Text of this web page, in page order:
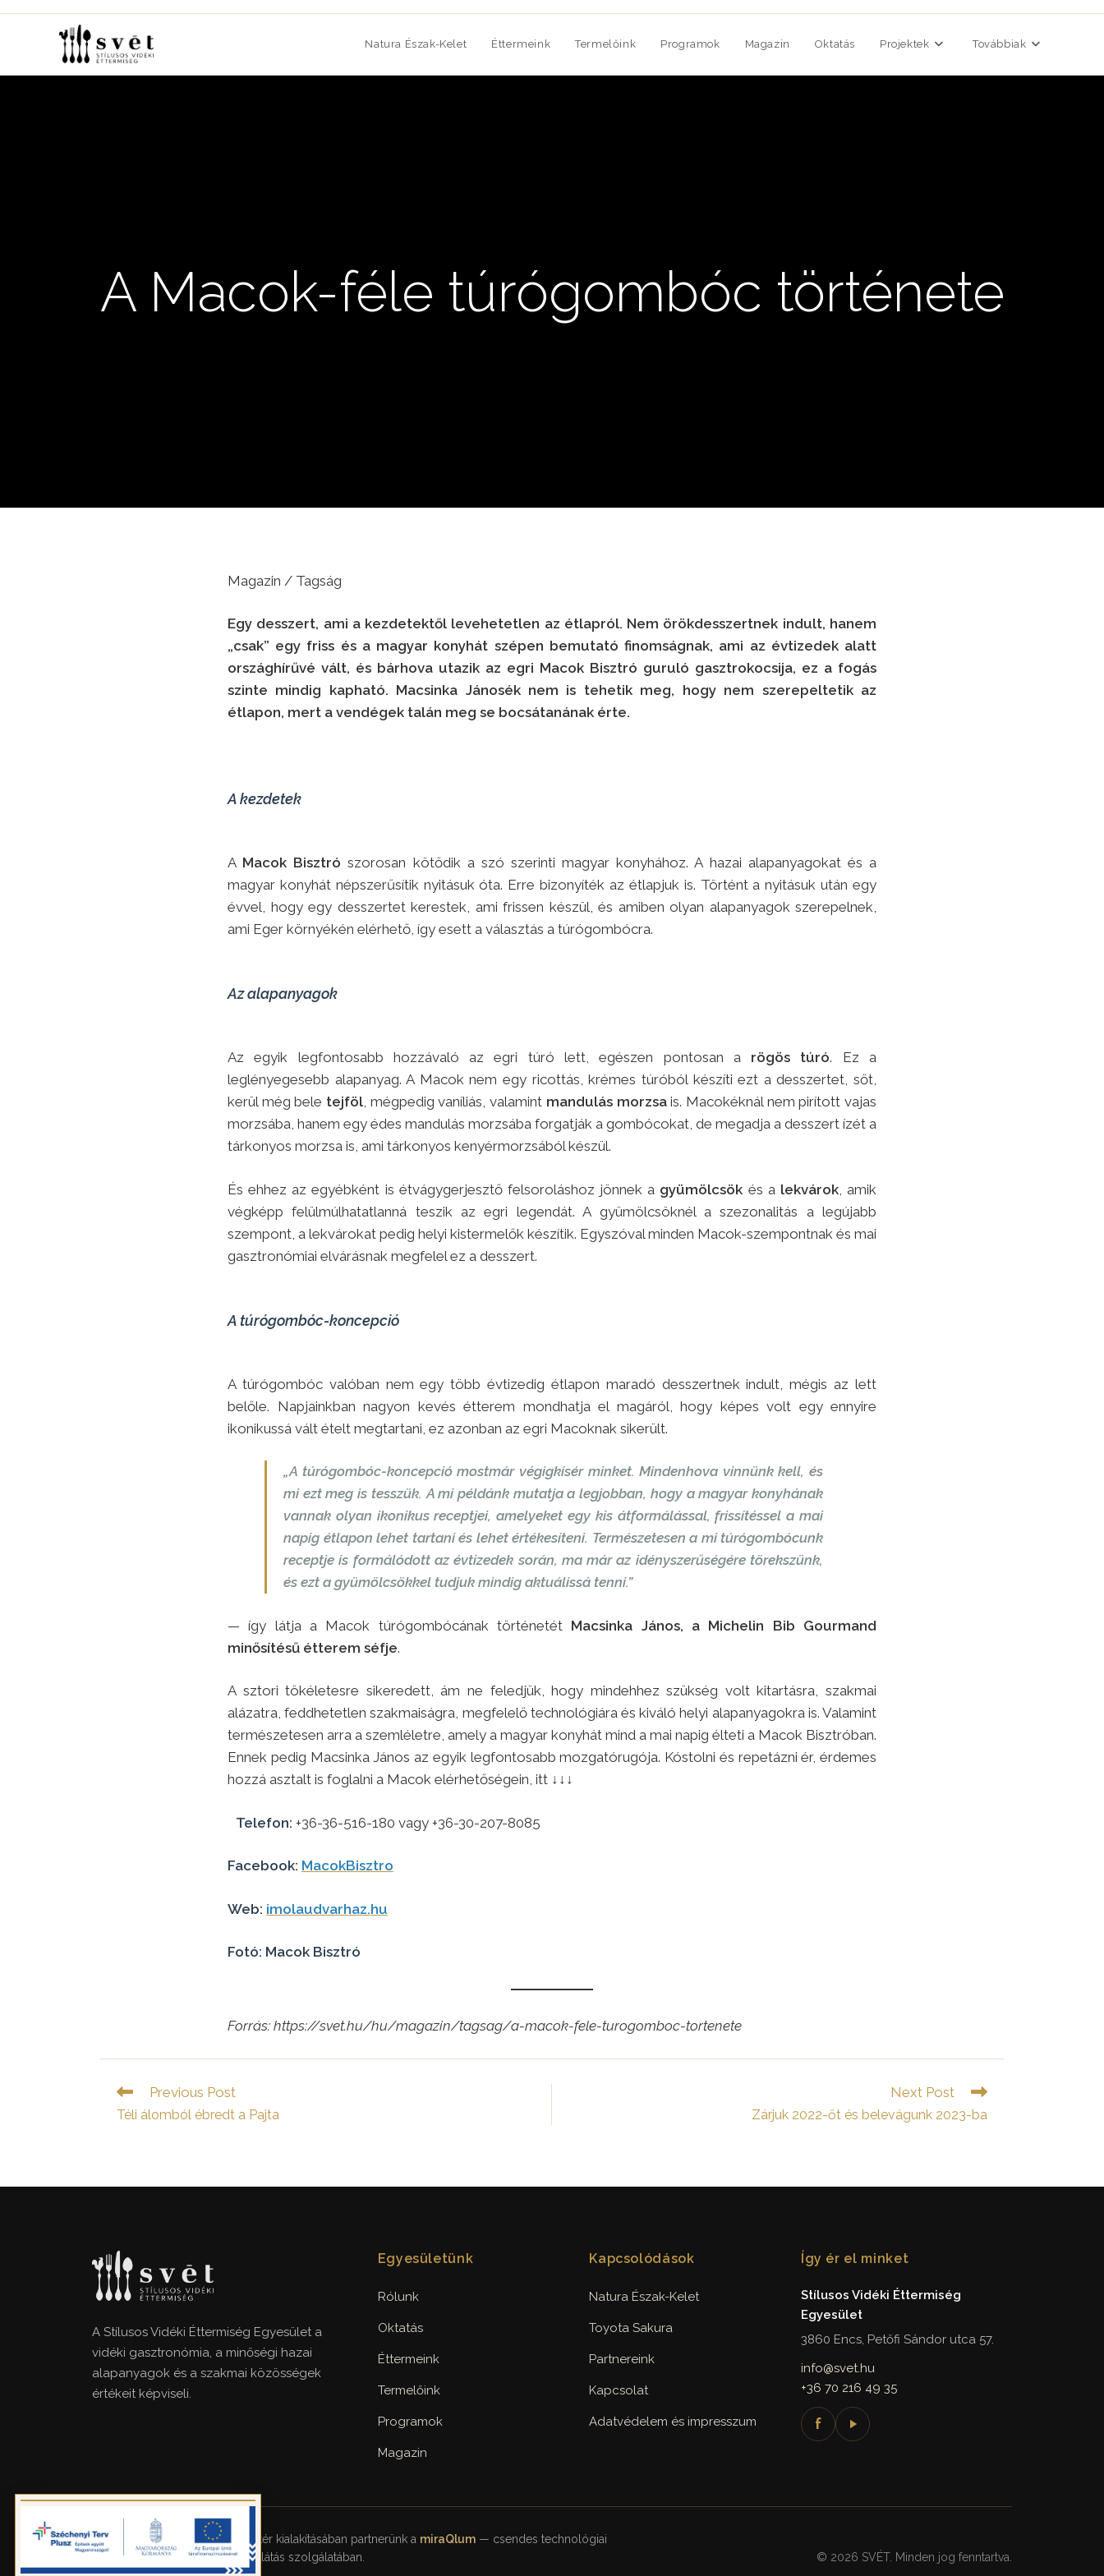
Natura Észak-Kelet Éttermeink Termelőink Programok Magazin Oktatás Projektek Továbbiak
A Macok-féle túrógombóc története
Magazin / Tagság
Egy desszert, ami a kezdetektől levehetetlen az étlapról. Nem örökdesszertnek indult, hanem
„csak” egy friss és a magyar konyhát szépen bemutató finomságnak, ami az évtizedek alatt
országhírűvé vált, és bárhova utazik az egri Macok Bisztró guruló gasztrokocsija, ez a fogás
szinte mindig kapható. Macsinka Jánosék nem is tehetik meg, hogy nem szerepeltetik az
étlapon, mert a vendégek talán meg se bocsátanának érte.
A kezdetek
A Macok Bisztró szorosan kötődik a szó szerinti magyar konyhához. A hazai alapanyagokat és a
magyar konyhát népszerűsítik nyitásuk óta. Erre bizonyíték az étlapjuk is. Történt a nyitásuk után egy
évvel, hogy egy desszertet kerestek, ami frissen készül, és amiben olyan alapanyagok szerepelnek,
ami Eger környékén elérhető, így esett a választás a túrógombócra.
Az alapanyagok
Az egyik legfontosabb hozzávaló az egri túró lett, egészen pontosan a rögös túró. Ez a
leglényegesebb alapanyag. A Macok nem egy ricottás, krémes túróból készíti ezt a desszertet, sőt,
kerül még bele tejföl, mégpedig vaníliás, valamint mandulás morzsais. Macokéknál nem pirított vajas
morzsába, hanem egy édes mandulás morzsába forgatják a gombócokat, de megadja a desszert ízét a
tárkonyos morzsa is, ami tárkonyos kenyérmorzsából készül.
És ehhez az egyébként is étvágygerjesztő felsoroláshoz jönnek a gyümölcsök és a lekvárok, amik
végképp felülmúlhatatlanná teszik az egri legendát. A gyümölcsöknél a szezonalitás a legújabb
szempont, a lekvárokat pedig helyi kistermelők készítik. Egyszóval minden Macok-szempontnak és mai
gasztronómiai elvárásnak megfelel ez a desszert.
A túrógombóc-koncepció
A túrógombóc valóban nem egy több évtizedig étlapon maradó desszertnek indult, mégis az lett
belőle. Napjainkban nagyon kevés étterem mondhatja el magáról, hogy képes volt egy ennyire
ikonikussá vált ételt megtartani, ez azonban az egri Macoknak sikerült.
„A túrógombóc-koncepció mostmár végigkísér minket. Mindenhova vinnünk kell, és
mi ezt meg is tesszük. A mi példánk mutatja a legjobban, hogy a magyar konyhának
vannak olyan ikonikus receptjei, amelyeket egy kis átformálással, frissítéssel a mai
napig étlapon lehet tartani és lehet értékesíteni. Természetesen a mi túrógombócunk
receptje is formálódott az évtizedek során, ma már az idényszerűségére törekszünk,
és ezt a gyümölcsökkel tudjuk mindig aktuálissá tenni.”
— így látja a Macok túrógombócának történetét Macsinka János, a Michelin Bib Gourmand
minősítésű étterem séfje.
A sztori tökéletesre sikeredett, ám ne feledjük, hogy mindehhez szükség volt kitartásra, szakmai
alázatra, feddhetetlen szakmaiságra, megfelelő technológiára és kiváló helyi alapanyagokra is. Valamint
természetesen arra a szemléletre, amely a magyar konyhát mind a mai napig élteti a Macok Bisztróban.
Ennek pedig Macsinka János az egyik legfontosabb mozgatórugója. Kóstolni és repetázni ér, érdemes
hozzá asztalt is foglalni a Macok elérhetőségein, itt ↓↓↓
Telefon: +36-36-516-180 vagy +36-30-207-8085
Facebook: MacokBisztro
Web: imolaudvarhaz.hu
Fotó: Macok Bisztró
Forrás: https://svet.hu/hu/magazin/tagsag/a-macok-fele-turogomboc-tortenete
Read
articles
Previous Post
Téli álomból ébredt a Pajta
Next Post
Zárjuk 2022-őt és belevágunk 2023-ba
A Stílusos Vidéki Éttermiség Egyesület a
vidéki gasztronómia, a minőségi hazai
alapanyagok és a szakmai közösségek
értékeit képviseli.
Egyesületünk
Rólunk
Oktatás
Éttermeink
Termelőink
Programok
Magazin
Kapcsolódások
Natura Észak-Kelet
Toyota Sakura
Partnereink
Kapcsolat
Adatvédelem és impresszum
Így ér el minket
Stílusos Vidéki Éttermiség
Egyesület
3860 Encs, Petőfi Sándor utca 57.
info@svet.hu
+36 70 216 49 35
f
Az AI-alapú kommunikációs háttér kialakításában partnerünk a miraQlum — csendes technológiai
támogatás a személyes vendéglátás szolgálatában.
© 2026 SVÉT. Minden jog fenntartva.